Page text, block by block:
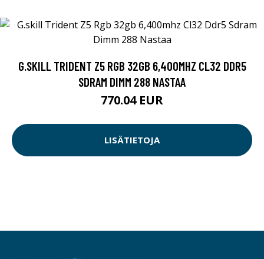
G.SKILL TRIDENT Z5 RGB 32GB 6,400MHZ CL32 DDR5
SDRAM DIMM 288 NASTAA
770.04 EUR
LISÄTIETOJA